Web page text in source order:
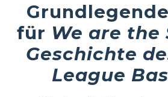
für We are the
Geschichte
League